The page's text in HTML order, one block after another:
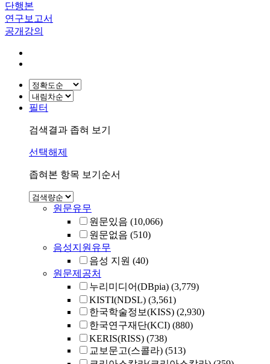
단행본
연구보고서
공개강의
필터
검색결과 좁혀 보기
선택해제
좁혀본 항목 보기순서
원문유무
원문있음 (10,066)
원문없음 (510)
음성지원유무
음성 지원 (40)
원문제공처
누리미디어(DBpia) (3,779)
KISTI(NDSL) (3,561)
한국학술정보(KISS) (2,930)
한국연구재단(KCI) (880)
KERIS(RISS) (738)
교보문고(스콜라) (513)